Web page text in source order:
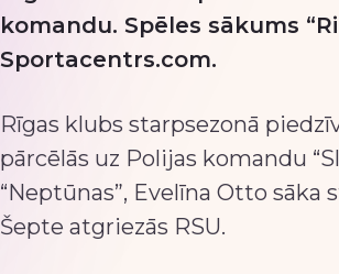
komandu. Spēles sākums
Sportacentrs.com.
Rīgas klubs starpsezonā
pārcēlās uz Polijas komandu
“Neptūnas”, Evelīna Otto
Šepte atgriezās RSU.